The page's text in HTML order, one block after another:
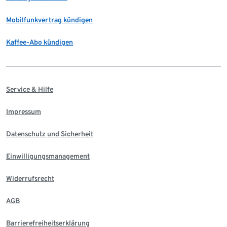
Mobilfunkvertrag kündigen
Kaffee-Abo kündigen
Service & Hilfe
Impressum
Datenschutz und Sicherheit
Einwilligungsmanagement
Widerrufsrecht
AGB
Barrierefreiheitserklärung